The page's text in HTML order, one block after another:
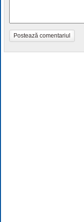
Postează comentariul